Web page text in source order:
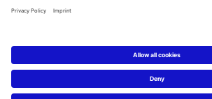
Linked In
Copyright © 2026 Duravit AG
Data privacy statement
settings